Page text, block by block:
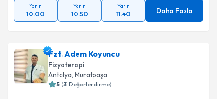
Takvim Talebini Gönder
Yarın
10:00
Yarın
10:50
Yarın
11:40 Daha Fazla
Fzt. Adem Koyuncu
Fizyoterapi
Antalya, Muratpaşa
5 (3 Değerlendirme)